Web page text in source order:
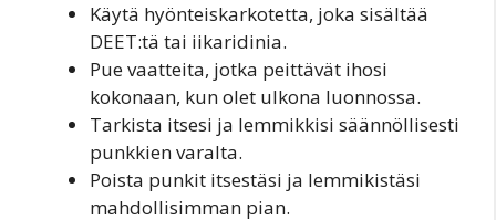
Käytä hyönteiskarkotetta, joka sisältää
DEET:tä tai iikaridinia.
Pue vaatteita, jotka peittävät ihosi
kokonaan, kun olet ulkona luonnossa.
Tarkista itsesi ja lemmikkisi säännöllisesti
punkkien varalta.
Poista punkit itsestäsi ja lemmikistäsi
mahdollisimman pian.